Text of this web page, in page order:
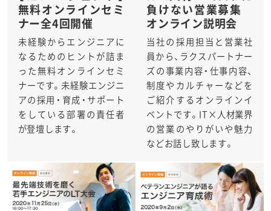
無料オンラインセミ
ナー全4回開催
未経験からエンジニアに
なるためのヒントが詰ま
った無料オンラインセミ
ナーです。未経験エンジニ
アの採用・育成・サポート
をしている部署の責任者
が登壇します。
負けない営業募集
オンライン説明会
当社の採用担当と営業社
員から、ラクスパートナー
ズの事業内容・仕事内容、
制度やカルチャーなどを
ご紹介するオンラインイ
ベントです。IT×人材業界
の営業のやりがいや魅力
などお話し致します。